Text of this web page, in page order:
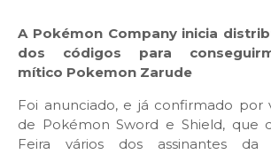
A Pokémon Company inicia
dos códigos para
mítico Pokemon Zarude
Foi anunciado, e já confirmado por
de Pokémon Sword e Shield, que
Feira vários dos assinantes da